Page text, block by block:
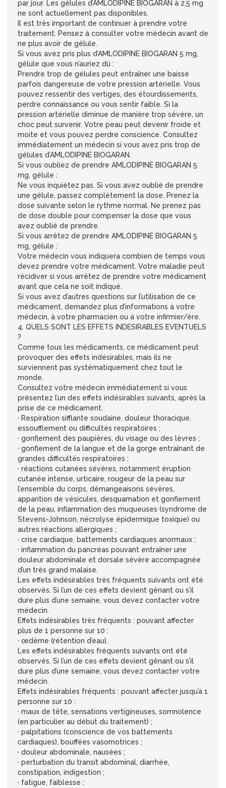
par jour. Les gélules d’AMLODIPINE BIOGARAN à 2,5 mg
ne sont actuellement pas disponibles.
Il est très important de continuer à prendre votre
traitement. Pensez à consulter votre médecin avant de
ne plus avoir de gélule.
Si vous avez pris plus d’AMLODIPINE BIOGARAN 5 mg,
gélule que vous n’auriez dû :
Prendre trop de gélules peut entraîner une baisse
parfois dangereuse de votre pression artérielle. Vous
pouvez ressentir des vertiges, des étourdissements,
perdre connaissance ou vous sentir faible. Si la
pression artérielle diminue de manière trop sévère, un
choc peut survenir. Votre peau peut devenir froide et
moite et vous pouvez perdre conscience. Consultez
immédiatement un médecin si vous avez pris trop de
gélules d’AMLODIPINE BIOGARAN.
Si vous oubliez de prendre AMLODIPINE BIOGARAN 5
mg, gélule :
Ne vous inquiétez pas. Si vous avez oublié de prendre
une gélule, passez complètement la dose. Prenez la
dose suivante selon le rythme normal. Ne prenez pas
de dose double pour compenser la dose que vous
avez oublié de prendre.
Si vous arrêtez de prendre AMLODIPINE BIOGARAN 5
mg, gélule :
Votre médecin vous indiquera combien de temps vous
devez prendre votre médicament. Votre maladie peut
récidiver si vous arrêtez de prendre votre médicament
avant que cela ne soit indiqué.
Si vous avez d’autres questions sur l’utilisation de ce
médicament, demandez plus d’informations à votre
médecin, à votre pharmacien ou à votre infirmier/ère.
4. QUELS SONT LES EFFETS INDESIRABLES EVENTUELS
?
Comme tous les médicaments, ce médicament peut
provoquer des effets indésirables, mais ils ne
surviennent pas systématiquement chez tout le
monde.
Consultez votre médecin immédiatement si vous
présentez l’un des effets indésirables suivants, après la
prise de ce médicament.
· Respiration sifflante soudaine, douleur thoracique,
essoufflement ou difficultés respiratoires ;
· gonflement des paupières, du visage ou des lèvres ;
· gonflement de la langue et de la gorge entraînant de
grandes difficultés respiratoires ;
· réactions cutanées sévères, notamment éruption
cutanée intense, urticaire, rougeur de la peau sur
l’ensemble du corps, démangeaisons sévères,
apparition de vésicules, desquamation et gonflement
de la peau, inflammation des muqueuses (syndrome de
Stevens-Johnson, nécrolyse épidermique toxique) ou
autres réactions allergiques ;
· crise cardiaque, battements cardiaques anormaux ;
· inflammation du pancréas pouvant entraîner une
douleur abdominale et dorsale sévère accompagnée
d’un très grand malaise.
Les effets indésirables très fréquents suivants ont été
observés. Si l’un de ces effets devient gênant ou s’il
dure plus d’une semaine, vous devez contacter votre
médecin.
Effets indésirables très fréquents : pouvant affecter
plus de 1 personne sur 10 :
· œdème (rétention d’eau).
Les effets indésirables fréquents suivants ont été
observés. Si l’un de ces effets devient gênant ou s’il
dure plus d’une semaine, vous devez contacter votre
médecin.
Effets indésirables fréquents : pouvant affecter jusqu’à 1
personne sur 10 :
· maux de tête, sensations vertigineuses, somnolence
(en particulier au début du traitement) ;
· palpitations (conscience de vos battements
cardiaques), bouffées vasomotrices ;
· douleur abdominale, nausées ;
· perturbation du transit abdominal, diarrhée,
constipation, indigestion ;
· fatigue, faiblesse ;